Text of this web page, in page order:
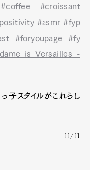
#coffee
#croissant
#asmr #fyp
#foryoupage
#fy
is Versailles -
子スタイルがこれらし
11/11